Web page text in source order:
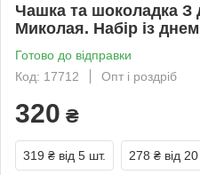
Чашка та шоколадка З
Миколая. Набір із
Готово до відправки
Код: 17712
Опт і роздріб
320 ₴
319 ₴ від 5 шт. 278 ₴ від